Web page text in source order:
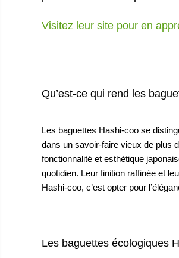
Visitez leur site pour en
Qu’est-ce qui rend les
Les baguettes Hashi-coo se
dans un savoir-faire vieux de plus
fonctionnalité et esthétique
quotidien. Leur finition raffinée et
Hashi-coo, c’est opter pour
Les baguettes écologiques